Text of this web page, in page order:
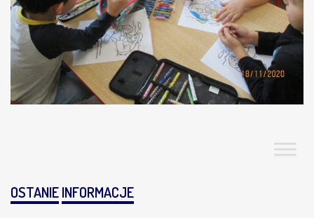
OSTANIEINFORMACJE